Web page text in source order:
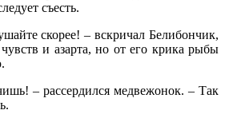
съесть.
скорее! – вскричал Белибончик,
и азарта, но от его крика рыбы
– рассердился медвежонок. – Так